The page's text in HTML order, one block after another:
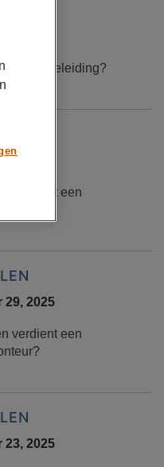
2025
verdient een
29, 2025
verdient een
23, 2025